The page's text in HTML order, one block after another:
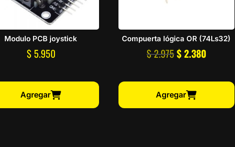
Modulo PCB joystick
$ 5.950
Agregar
Compuerta lógica OR (74Ls32)
$2.975El
original
era:
$ 2.975.
$2.380El
actual
$ 2.380.
Agregar